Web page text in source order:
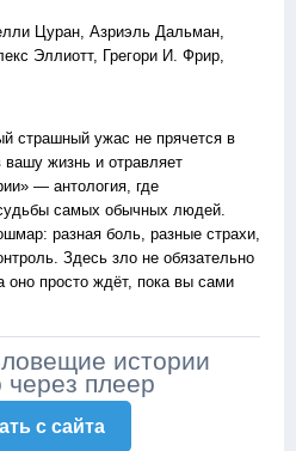
Цуран, Азриэль Дальман,
Эллиотт, Грегори И. Фрир,
страшный ужас не прячется в
вашу жизнь и отравляет
— антология, где
самых обычных людей.
разная боль, разные страхи,
Здесь зло не обязательно
оно просто ждёт, пока вы сами
истории
через плеер
c сайта